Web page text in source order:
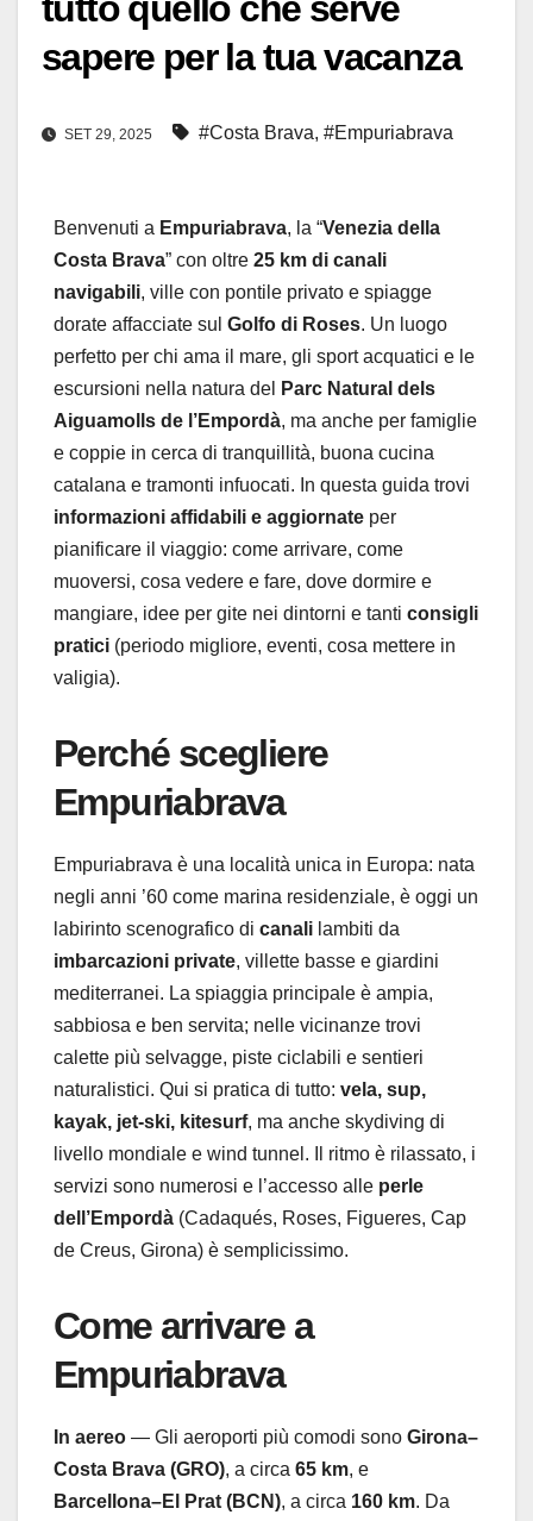
sapere per la tua vacanza
SET 29, 2025 #Costa Brava, #Empuriabrava
Benvenuti a Empuriabrava, la “Venezia della
Costa Brava” con oltre 25 km di canali
navigabili, ville con pontile privato e spiagge
dorate affacciate sul Golfo di Roses. Un luogo
perfetto per chi ama il mare, gli sport acquatici e le
escursioni nella natura del
Parc Natural dels
Aiguamolls de l’Empordà, ma anche per famiglie
e coppie in cerca di tranquillità, buona cucina
catalana e tramonti infuocati. In questa guida trovi
informazioni affidabili e aggiornate per
pianificare il viaggio: come arrivare, come
muoversi, cosa vedere e fare, dove dormire e
mangiare, idee per gite nei dintorni e tanti consigli
pratici (periodo migliore, eventi, cosa mettere in
valigia).
Perché scegliere
Empuriabrava
Empuriabrava è una località unica in Europa: nata
negli anni ’60 come marina residenziale, è oggi un
labirinto scenografico di canali lambiti da
imbarcazioni private, villette basse e giardini
mediterranei. La spiaggia principale è ampia,
sabbiosa e ben servita; nelle vicinanze trovi
calette più selvagge, piste ciclabili e sentieri
naturalistici. Qui si pratica di tutto: vela, sup,
kayak, jet-ski, kitesurf, ma anche skydiving di
livello mondiale e wind tunnel. Il ritmo è rilassato, i
servizi sono numerosi e l’accesso alle perle
dell’Empordà (Cadaqués, Roses, Figueres, Cap
de Creus, Girona) è semplicissimo.
Come arrivare a
Empuriabrava
In aereo — Gli aeroporti più comodi sono Girona–
Costa Brava (GRO), a circa 65 km, e
Barcellona–El Prat (BCN), a circa 160 km. Da